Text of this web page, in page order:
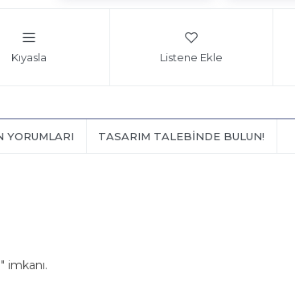
Kıyasla Listene Ekle
YORUMLARI TASARIM TALEBINDE BULUN!
" imkanı.